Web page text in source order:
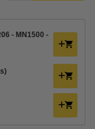
- MN1500 -